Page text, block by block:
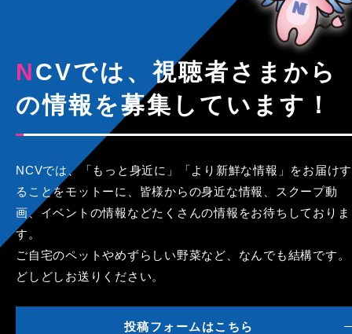
NCVでは、視聴者さまから
の情報を募集しています！
NCVでは、「もっと身近に」「より新鮮な情報」をお届けす
ることをモットーに、皆様からの身近な情報、スクープ動
画、イベントの情報などたくさんの情報をお待ちしておりま
す。
ご自宅のペットやめずらしい野菜など、なんでも結構です。
どしどしお送りください。
投稿フォームはこちら